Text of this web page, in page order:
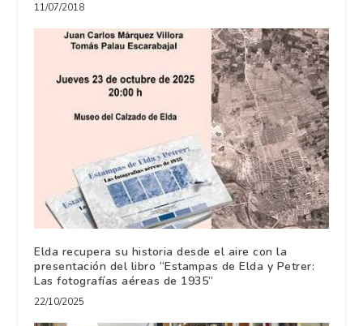
11/07/2018
Elda recupera su historia desde el aire con la
presentación del libro “Estampas de Elda y Petrer:
Las fotografías aéreas de 1935”
22/10/2025